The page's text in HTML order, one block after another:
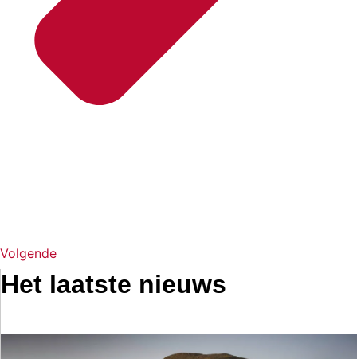
Volgende
Het laatste nieuws